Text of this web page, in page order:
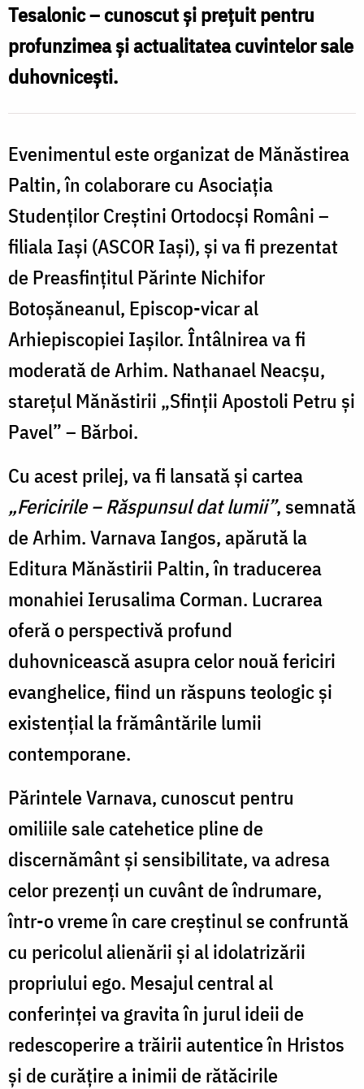
„Fericirile,
răspunsul
dat
lumii”
Tesalonic – cunoscut și prețuit pentru
profunzimea și actualitatea cuvintelor sale
duhovnicești.
Evenimentul este organizat de Mănăstirea
Paltin, în colaborare cu Asociația
Studenților Creștini Ortodocși Români –
filiala Iași (ASCOR Iași), și va fi prezentat
de Preasfințitul Părinte Nichifor
Botoșăneanul, Episcop-vicar al
Arhiepiscopiei Iașilor. Întâlnirea va fi
moderată de Arhim. Nathanael Neacșu,
starețul Mănăstirii „Sfinții Apostoli Petru și
Pavel” – Bărboi.
Cu acest prilej, va fi lansată și cartea
„Fericirile – Răspunsul dat lumii”, semnată
de Arhim. Varnava Iangos, apărută la
Editura Mănăstirii Paltin, în traducerea
monahiei Ierusalima Corman. Lucrarea
oferă o perspectivă profund
duhovnicească asupra celor nouă fericiri
evanghelice, fiind un răspuns teologic și
existențial la frământările lumii
contemporane.
Părintele Varnava, cunoscut pentru
omiliile sale catehetice pline de
discernământ și sensibilitate, va adresa
celor prezenți un cuvânt de îndrumare,
într-o vreme în care creștinul se confruntă
cu pericolul alienării și al idolatrizării
propriului ego. Mesajul central al
conferinței va gravita în jurul ideii de
redescoperire a trăirii autentice în Hristos
și de curățire a inimii de rătăcirile